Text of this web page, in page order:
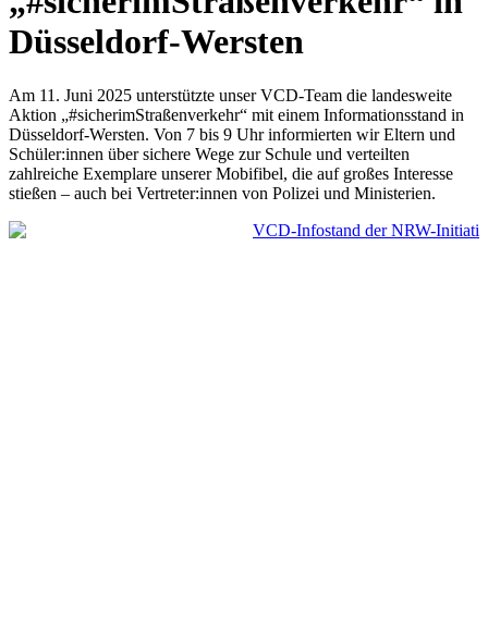
Düsseldorf-Wersten
Am 11. Juni 2025 unterstützte unser VCD-Team die landesweite
Aktion „#sicherimStraßenverkehr“ mit einem Informationsstand in
Düsseldorf-Wersten. Von 7 bis 9 Uhr informierten wir Eltern und
Schüler:innen über sichere Wege zur Schule und verteilten
zahlreiche Exemplare unserer Mobifibel, die auf großes Interesse
stießen – auch bei Vertreter:innen von Polizei und Ministerien.